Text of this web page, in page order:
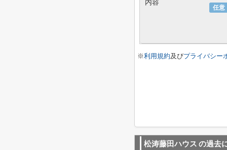
任意
内容
※利用規約及びプライバシー
松涛藤田ハウス の過去